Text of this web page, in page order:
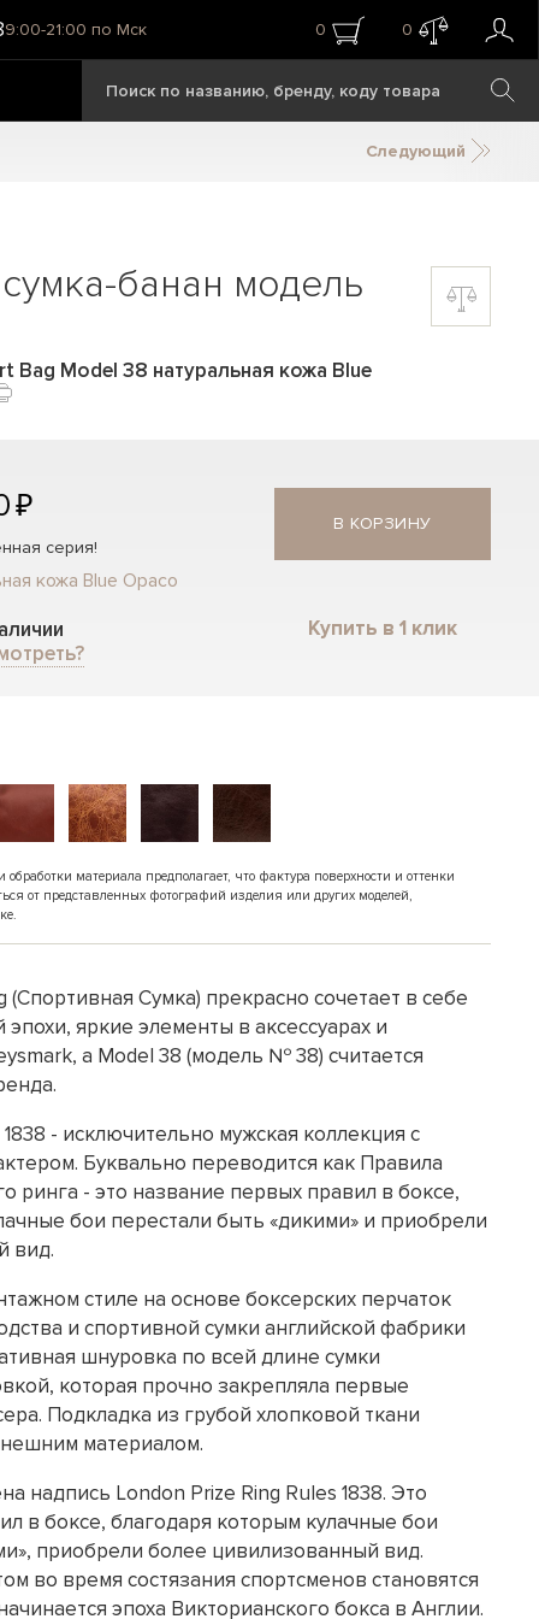
9:00-21:00 по Мск 0 0
Следующий
банан модель
Bag Model 38 натуральная кожа Blue
₽
серия!
кожа Blue Opaco
В КОРЗИНУ
Купить в 1 клик
материала предполагает, что фактура поверхности и оттенки
от представленных фотографий изделия или других моделей,
Сумка) прекрасно сочетает в себе
яркие элементы в аксессуарах и
а Model 38 (модель № 38) считается
- исключительно мужская коллекция с
Буквально переводится как Правила
ринга - это название первых правил в боксе,
бои перестали быть «дикими» и приобрели
вид.
стиле на основе боксерских перчаток
и спортивной сумки английской фабрики
шнуровка по всей длине сумки
которая прочно закрепляла первые
Подкладка из грубой хлопковой ткани
материалом.
надпись London Prize Ring Rules 1838. Это
в боксе, благодаря которым кулачные бои
приобрели более цивилизованный вид.
во время состязания спортсменов становятся
эпоха Викторианского бокса в Англии.